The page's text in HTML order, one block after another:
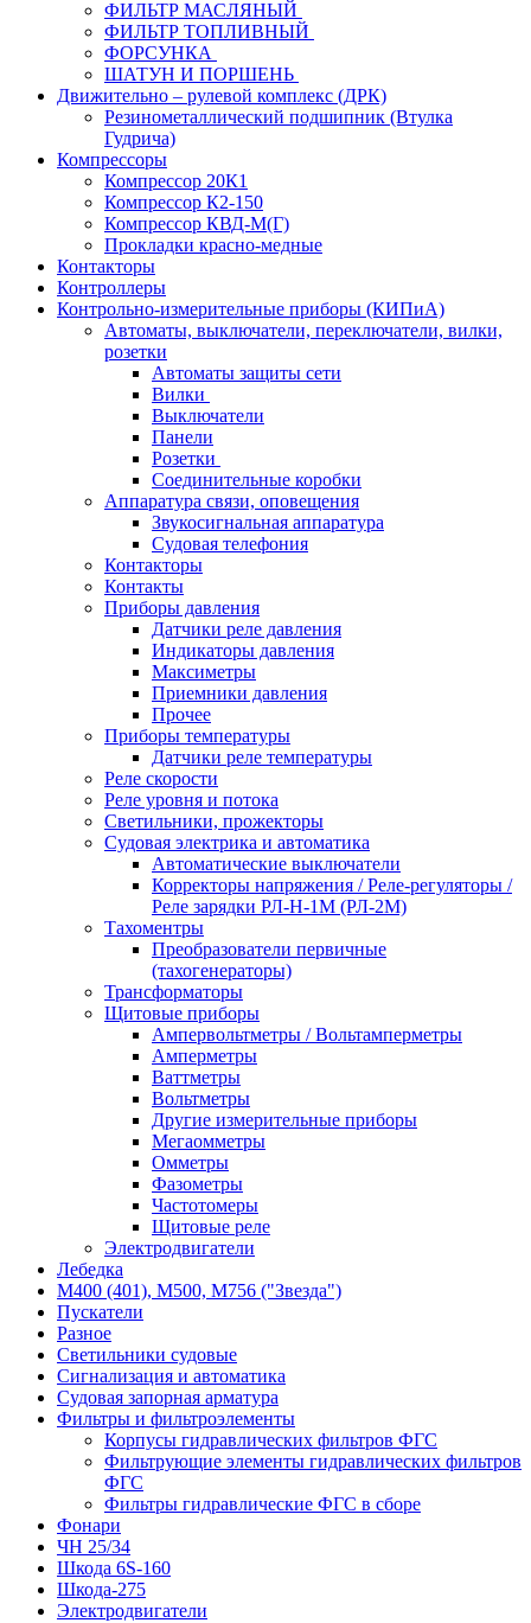
ФИЛЬТР МАСЛЯНЫЙ
ФИЛЬТР ТОПЛИВНЫЙ
ФОРСУНКА
ШАТУН И ПОРШЕНЬ
Движительно – рулевой комплекс (ДРК)
Резинометаллический подшипник (Втулка
Гудрича)
Компрессоры
Компрессор 20К1
Компрессор К2-150
Компрессор КВД-М(Г)
Прокладки красно-медные
Контакторы
Контроллеры
Контрольно-измерительные приборы (КИПиА)
Автоматы, выключатели, переключатели, вилки,
розетки
Автоматы защиты сети
Вилки
Выключатели
Панели
Розетки
Соединительные коробки
Аппаратура связи, оповещения
Звукосигнальная аппаратура
Судовая телефония
Контакторы
Контакты
Приборы давления
Датчики реле давления
Индикаторы давления
Максиметры
Приемники давления
Прочее
Приборы температуры
Датчики реле температуры
Реле скорости
Реле уровня и потока
Светильники, прожекторы
Судовая электрика и автоматика
Автоматические выключатели
Корректоры напряжения / Реле-регуляторы /
Реле зарядки РЛ-Н-1М (РЛ-2М)
Тахоментры
Преобразователи первичные
(тахогенераторы)
Трансформаторы
Щитовые приборы
Ампервольтметры / Вольтамперметры
Амперметры
Ваттметры
Вольтметры
Другие измерительные приборы
Мегаомметры
Омметры
Фазометры
Частотомеры
Щитовые реле
Электродвигатели
Лебедка
М400 (401), М500, М756 ("Звезда")
Пускатели
Разное
Светильники судовые
Сигнализация и автоматика
Судовая запорная арматура
Фильтры и фильтроэлементы
Корпусы гидравлических фильтров ФГС
Фильтрующие элементы гидравлических фильтров
ФГС
Фильтры гидравлические ФГС в сборе
Фонари
ЧН 25/34
Шкода 6S-160
Шкода-275
Электродвигатели